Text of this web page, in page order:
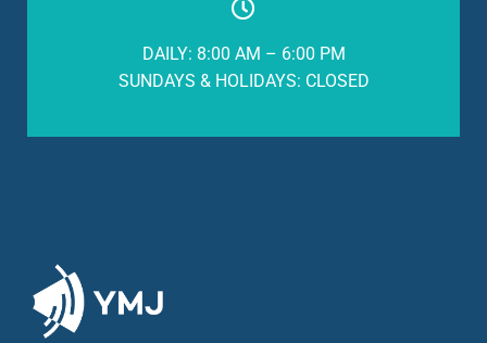
DAILY: 8:00 AM – 6:00 PM
SUNDAYS & HOLIDAYS: CLOSED